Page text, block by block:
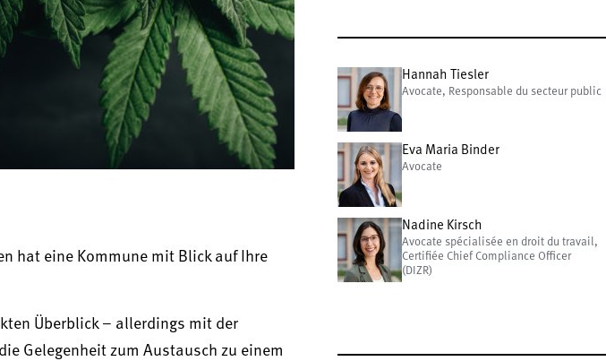
hat eine Kommune mit Blick auf Ihre
Überblick – allerdings mit der
Gelegenheit zum Austausch zu einem
Hannah Tiesler
Avocate, Responsable du secteur public
Eva Maria Binder
Avocate
Nadine Kirsch
Avocate spécialisée en droit du travail,
Certifiée Chief Compliance Officer
(DIZR)